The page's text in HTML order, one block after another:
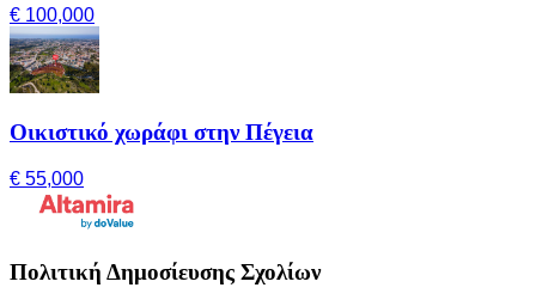
€ 100,000
Οικιστικό χωράφι στην Πέγεια
€ 55,000
Πολιτική Δημοσίευσης Σχολίων